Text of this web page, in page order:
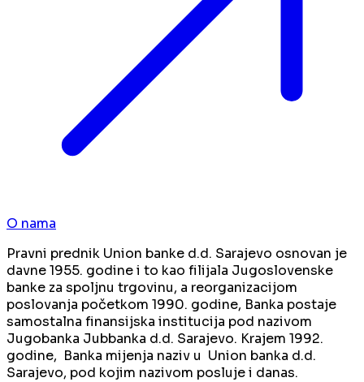
O nama
Pravni prednik Union banke d.d. Sarajevo osnovan je
davne 1955. godine i to kao filijala Jugoslovenske
banke za spoljnu trgovinu, a reorganizacijom
poslovanja početkom 1990. godine, Banka postaje
samostalna finansijska institucija pod nazivom
Jugobanka Jubbanka d.d. Sarajevo. Krajem 1992.
godine, Banka mijenja naziv u Union banka d.d.
Sarajevo, pod kojim nazivom posluje i danas.